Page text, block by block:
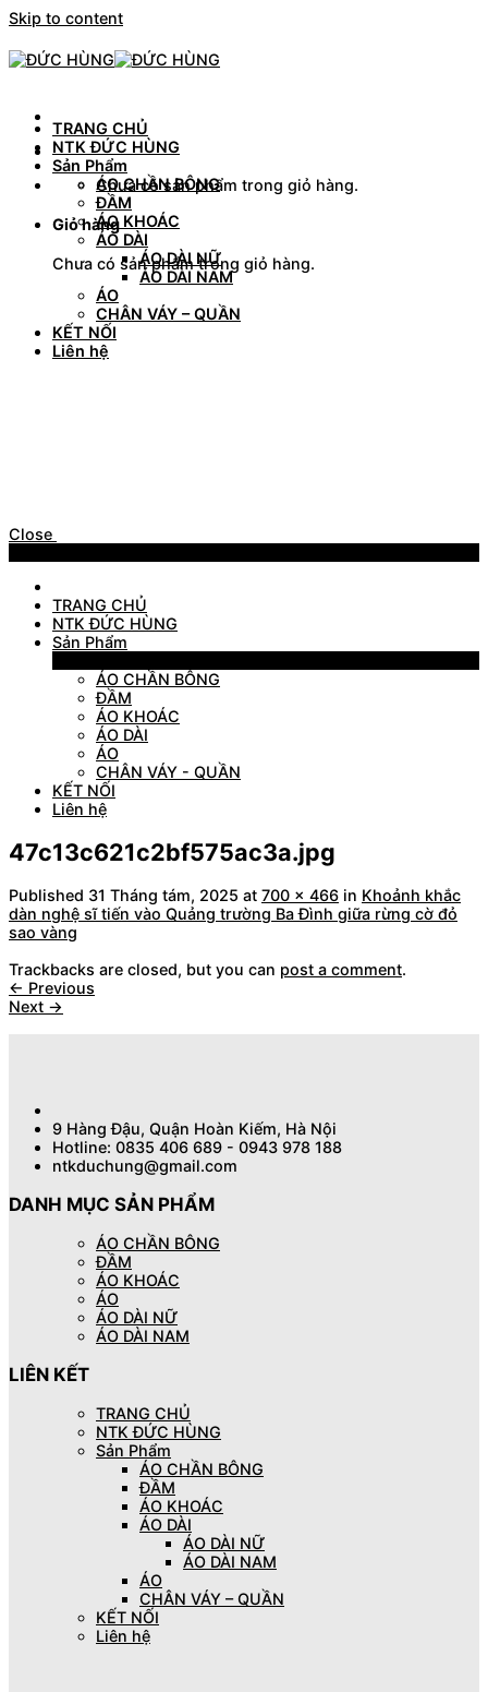
Skip to content
Chưa có sản phẩm trong giỏ hàng.
Giỏ hàng
Chưa có sản phẩm trong giỏ hàng.
TRANG CHỦ
NTK ĐỨC HÙNG
Sản Phẩm
ÁO CHẦN BÔNG
ĐẦM
ÁO KHOÁC
ÁO DÀI
ÁO DÀI NỮ
ÁO DÀI NAM
ÁO
CHÂN VÁY – QUẦN
KẾT NỐI
Liên hệ
Close
TRANG CHỦ
NTK ĐỨC HÙNG
Sản Phẩm
ÁO CHẦN BÔNG
ĐẦM
ÁO KHOÁC
ÁO DÀI
ÁO
CHÂN VÁY - QUẦN
KẾT NỐI
Liên hệ
47c13c621c2bf575ac3a.jpg
Published 31 Tháng tám, 2025 at 700 × 466 in Khoảnh khắc
dàn nghệ sĩ tiến vào Quảng trường Ba Đình giữa rừng cờ đỏ
sao vàng
Trackbacks are closed, but you can post a comment.
← Previous
Next →
9 Hàng Đậu, Quận Hoàn Kiếm, Hà Nội
Hotline: 0835 406 689 - 0943 978 188
ntkduchung@gmail.com
DANH MỤC SẢN PHẨM
ÁO CHẦN BÔNG
ĐẦM
ÁO KHOÁC
ÁO
ÁO DÀI NỮ
ÁO DÀI NAM
LIÊN KẾT
TRANG CHỦ
NTK ĐỨC HÙNG
Sản Phẩm
ÁO CHẦN BÔNG
ĐẦM
ÁO KHOÁC
ÁO DÀI
ÁO DÀI NỮ
ÁO DÀI NAM
ÁO
CHÂN VÁY – QUẦN
KẾT NỐI
Liên hệ